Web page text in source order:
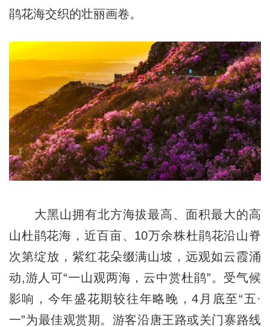
鹃花海交织的壮丽画卷。
大黑山拥有北方海拔最高、面积最大的高
山杜鹃花海，近百亩、10万余株杜鹃花沿山脊
次第绽放，紫红花朵缀满山坡，远观如云霞涌
动,游人可“一山观两海，云中赏杜鹃”。受气候
影响，今年盛花期较往年略晚，4月底至“五·
一”为最佳观赏期。游客沿唐王路或关门寨路线